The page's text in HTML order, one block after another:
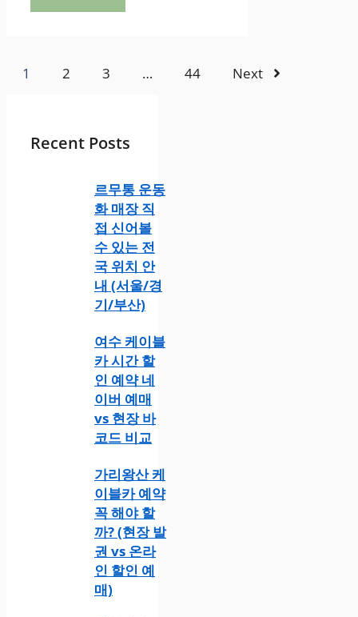
1 2 3 … 44 Next
Recent Posts
르무통 운동
화 매장 직
접 신어볼
수 있는 전
국 위치 안
내 (서울/경
기/부산)
여수 케이블
카 시간 할
인 예약 네
이버 예매
vs 현장 바
코드 비교
가리왕산 케
이블카 예약
꼭 해야 할
까? (현장 발
권 vs 온라
인 할인 예
매)